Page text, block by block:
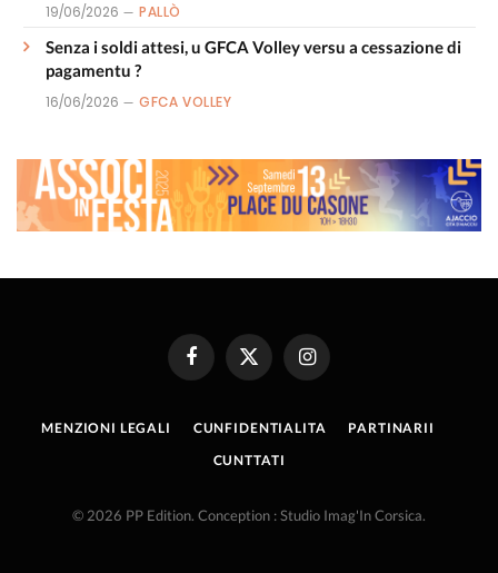
19/06/2026 PALLÒ
Senza i soldi attesi, u GFCA Volley versu a cessazione di
pagamentu ?
16/06/2026 GFCA VOLLEY
FacebookX
(Twitter)
Instagram
MENZIONI LEGALI CUNFIDENTIALITA
PARTINARII
CUNTTATI
© 2026 PP Edition. Conception : Studio Imag'In Corsica.